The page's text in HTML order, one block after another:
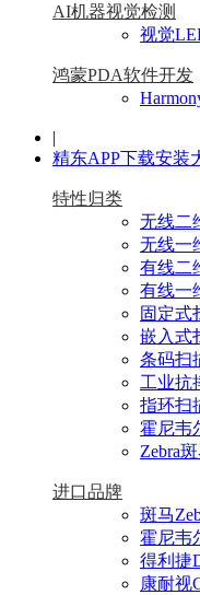
AI机器视觉检测
视觉
鸿蒙PDA软件开发
|
精东APP下载安装
特性归类
无线二
无线一
有线二
有线一
固定式
嵌入式
条码扫
工业抗
指环扫
霍尼韦
Zebra
进口品牌
斑马
霍尼韦
得利捷
康耐视